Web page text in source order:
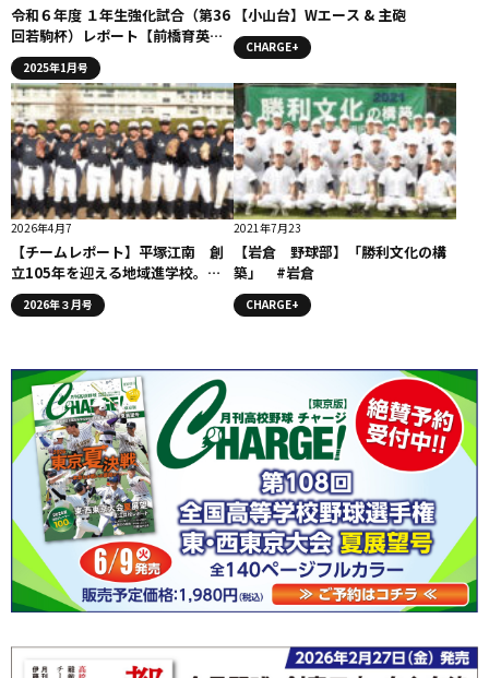
令和６年度 １年生強化試合（第36
回若駒杯）レポート【前橋育英】
若駒制覇
2025年1月号
【小山台】Wエース & 主砲
CHARGE+
2026年4月7
【チームレポート】平塚江南 創
立105年を迎える地域進学校。目
指すは夏のベスト32
2026年３月号
2021年7月23
【岩倉 野球部】「勝利文化の構
築」 #岩倉
CHARGE+